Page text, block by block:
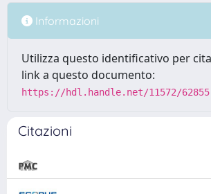
Informazioni
Utilizza questo identificativo per
link a questo documento:
https://hdl.handle.net/11572/62855
Citazioni